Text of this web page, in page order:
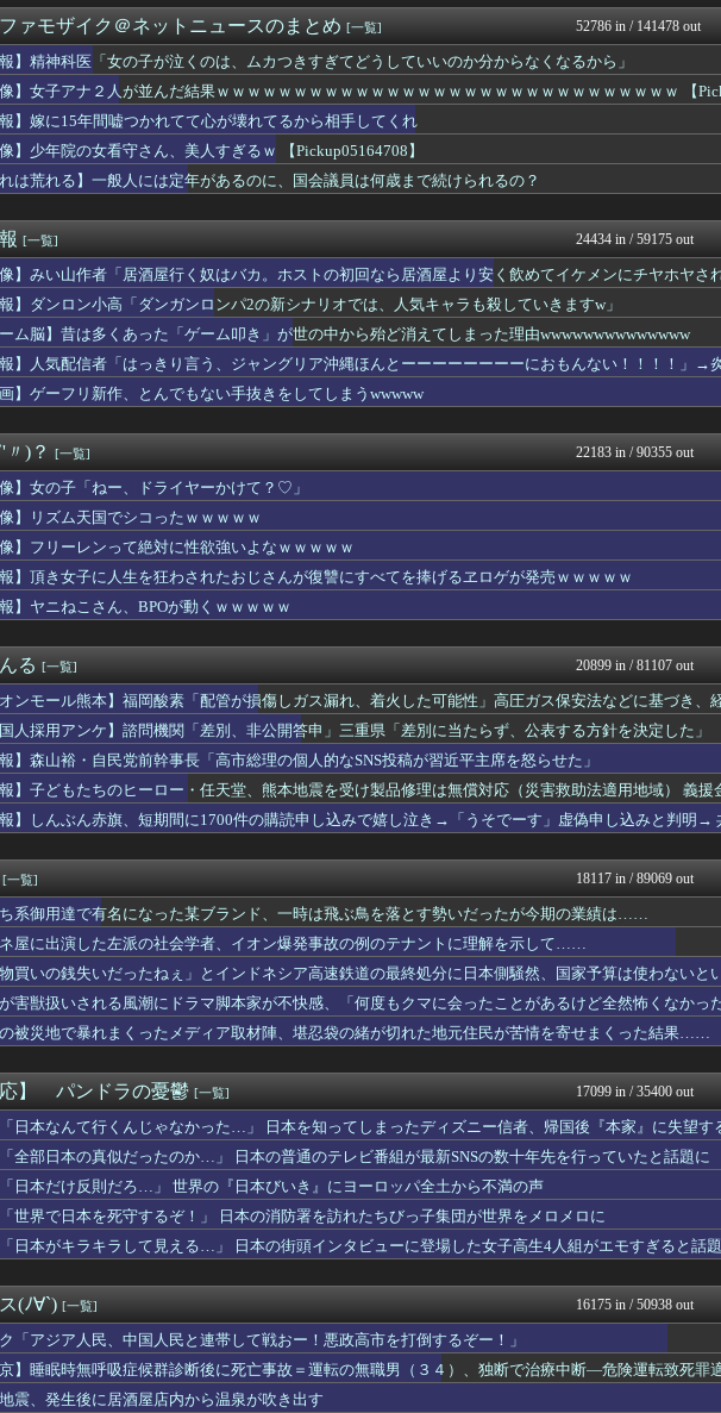
、ついに『崩壊』してしまう・・・・・
NEWSまとめもりー｜
ーゲーム- 第17話 感想：秋山さんの逆転の策がバ...
アニメつぶやき速報‼︎
通訳なしで普通に会話。コーチ「今10段階で6ぐらい。来た時は...
スコールちゃんねる｜２
、自宅の風呂場でHなパンティ姿を見せつける
まとめ芸能＠美女画像
教えてほしいんやが、オススメあるか🥃
トレンドの通り道
ッカー界に衝撃 若き主将が死去 携帯電話強盗に抵抗した末に石...
メモリに世界中から注文殺到！！！ １兆５０００億円で工場増築...
あじあニュースちゃん
「暑すぎて服脱ごうかと思った」･･････････ﾊﾟｼｬｯ...
不思議.net - 5ch...
。明るくなったら即座に爆音で鳴き出して毎日朝4時に叩き起こし...
強化していくべきだった
カンダタ速報
本地震直撃やばすぎ！！！！！
watch＠２ちゃんねる
のロロノア・ゾロさん、ペローナちゃんとフラグが立ちまくるｗｗ...
アニはつ -アニメ発信場-
が陰好み
いたしん！
組、さん、「いのちの党」に改名ｗｗｗｗ
Zチャンネル＠VIP
デジタル販売が約9割、ディスク市場縮小の大きな影響は想定して...
mutyunのゲーム+αブ...
「高機動試作型ザク」ってよく考えると時系列がおかしいな
GUNDAM.LOG｜ガン...
憲・公明、国会内で「熊本地震対策本部会議」各省庁からヒア...
もえるあじあ(･∀･)
確率で一生歩けない体になるけど足が10cm伸びます」←コ...
ース1・2しかない😭
竜速（りゅうそく）
突然民泊に…騒音や誤配達で住民から悲鳴 特区民泊を導入した東...
常識的に考えた
女の子が泣くのは、ムカつきすぎてどうしていいのか分からなくな...
ラ見え！！
アナきゃぷ速報
女優松本いちかと新井リマおって草
】「反対」の財務省敗北 首相の不信根強く 人事介入をちらつか...
定立てるの苦手なので行き当たりばったりの旅行しかできません
コンテンツ・声優 | ラブ...
すら英語で日常会話が出来るのにお前らときたら……
ゲーム実況者速報＠
ケア施設、特室は1日360万ウォン！出産直後に家計が傾く」と...
旅行先ランキング、日本はタイ、インドネシアに次いで3位ランク...
国難にあってもの申す
人が並んだ結果ｗｗｗｗｗｗｗｗｗｗｗｗｗｗｗｗｗｗｗｗｗｗｗ...
アルファルファモザイク
、とち狂ったツイートをするｗｗｗｗｗｗｗｗｗｗｗ
ラビット速報
転手、儲かりまくることが判明ｗｗｗｗｗｗｗｗｗｗｗｗｗｗｗｗ...
思考ちゃんねる
転手、儲かりまくることが判明ｗｗｗｗｗｗｗｗｗｗｗｗｗｗｗｗ...
V速ニュップ
）「私は陰キャ。人と話したくないので家に引きこもってPCでア...
mashlife通信
欄が凄すぎるｗｗｗ 【乃木坂46】
坂道情報通～乃木坂46
】福岡酸素「配管が損傷しガス漏れ、着火した可能性」高圧ガス保...
おーるじゃんる
わせたんだから弾きなさい」新婦「…」→披露宴で繰り広げられた...
鬼女はみた -修羅場・恋
おっぱい見せる女の子ｗｗｗｗｗｗｗｗｗ
サイズブラのつけ方を解説する巨乳女さん、エ口過ぎるｗｗｗｗ...
えっ!?またここのサイト?
カの序盤あるある。「後に回すと逃げ回る」
ウマ娘まとめ速報うまろ
人、在韓米軍平沢基地に無断侵入…米軍により身柄拘束！
軍事・ミリタリー速報
会の掃除から汗だくで帰宅ｗｗｗｗｗｗ
おうまがタイムズ
丁で250円か…高いけど美味そうだし一丁買ってみるか...
あらまめ2ch
プレミアリーグ・クリスタルパレス入りへ BBCなど複数メ...
WorldFootball...
遇冷遇はある。理由はスマスロだから、これだけで十分なんだよね...
パチンコ・パチスロ
に55億円騙し取られた…」ワイ「はえーかわいそう…会社滅茶苦...
VIPPER速報
家は？うちに来る？」私「全部気遣ってくれてるのは分かるけど…...
修羅場ハザード -復讐・
、ドスケベDVDで限界露出してしまうwwwww小山玲奈、...
？」私「この待遇でどうやって結婚するんです？」→飲み会で本音...
素敵な鬼女様
DQNに絡まれてカツアゲされた。でも父のまさかの行動で立場が...
鬼女の宅配便 - 修羅場
るはずなのに、初めてデリ呼んで嬢を嗅いだらwww
まとめCUP
爺さん、隙あらば他人のカゴに商品を入れようとする
にバッチリ映った55歳露出魔「身に覚えがありません」と容疑を...
NEWSまとめもりー｜2c...
でご飯を頂いたんだが、すき焼きの肉が鶏肉だった
結婚・恋愛ニュースぷ
さん、限界突破ｗｗｗwｗｗｗｗｗｗｗｗ❤
なんJミュージアム
組、「いのちの党」に改名
コノユビニュース｜みん
ラ：思い出の品を綺麗にしていく。
左派の社会学者、イオン爆発事故の例のテナントに理解を示して…...
U-1 NEWS.
で店内で買った水を使って薬を飲んだら怒られた。「持ち込み禁止...
修羅場ライフ速報
しない体型の女子が好きなやついる？
ァモザイク＠ネットニュースのまとめ [一覧] 52786 in / 141478 out
報】精神科医「女の子が泣くのは、ムカつきすぎてどうしていいのか分からなくなるから」
像】女子アナ２人が並んだ結果ｗｗｗｗｗｗｗｗｗｗｗｗｗｗｗｗｗｗｗｗｗｗｗｗｗｗｗｗｗｗ 【
報】嫁に15年間嘘つかれてて心が壊れてるから相手してくれ
像】少年院の女看守さん、美人すぎるｗ 【Pickup05164708】
れは荒れる】一般人には定年があるのに、国会議員は何歳まで続けられるの？
[一覧] 24434 in / 59175 out
像】みい山作者「居酒屋行く奴はバカ。ホストの初回なら居酒屋より安く飲めてイケメンにチヤホヤさ
報】ダンロン小高「ダンガンロンパ2の新シナリオでは、人気キャラも殺していきますw」
ーム脳】昔は多くあった「ゲーム叩き」が世の中から殆ど消えてしまった理由wwwwwwwwwwwwww
報】人気配信者「はっきり言う、ジャングリア沖縄ほんとーーーーーーーーにおもんない！！！！」→
画】ゲーフリ新作、とんでもない手抜きをしてしまうwwwww
)？ [一覧] 22183 in / 90355 out
像】女の子「ねー、ドライヤーかけて？♡」
像】リズム天国でシコったｗｗｗｗｗ
像】フリーレンって絶対に性欲強いよなｗｗｗｗｗ
報】頂き女子に人生を狂わされたおじさんが復讐にすべてを捧げるヱロゲが発売ｗｗｗｗｗ
報】ヤニねこさん、BPOが動くｗｗｗｗｗ
る [一覧] 20899 in / 81107 out
オンモール熊本】福岡酸素「配管が損傷しガス漏れ、着火した可能性」高圧ガス保安法などに基づき、
国人採用アンケ】諮問機関「差別、非公開答申」三重県「差別に当たらず、公表する方針を決定した」
報】森山裕・自民党前幹事長「高市総理の個人的なSNS投稿が習近平主席を怒らせた」
報】子どもたちのヒーロー・任天堂、熊本地震を受け製品修理は無償対応（災害救助法適用地域） 義援
報】しんぶん赤旗、短期間に1700件の購読申し込みで嬉し泣き→「うそでーす」虚偽申し込みと判明→
[一覧] 18117 in / 89069 out
系御用達で有名になった某ブランド、一時は飛ぶ鳥を落とす勢いだったが今期の業績は……
屋に出演した左派の社会学者、イオン爆発事故の例のテナントに理解を示して……
物買いの銭失いだったねぇ」とインドネシア高速鉄道の最終処分に日本側騒然、国家予算は使わないと
？
害獣扱いされる風潮にドラマ脚本家が不快感、「何度もクマに会ったことがあるけど全然怖くなかっ
……被災地で暴れまくったメディア取材陣、堪忍袋の緒が切れた地元住民が苦情を寄せまくった結果……
応】 パンドラの憂鬱 [一覧] 17099 in / 35400 out
日本なんて行くんじゃなかった…」 日本を知ってしまったディズニー信者、帰国後『本家』に失望す
全部日本の真似だったのか…」 日本の普通のテレビ番組が最新SNSの数十年先を行っていたと話題に
日本だけ反則だろ…」 世界の『日本びいき』にヨーロッパ全土から不満の声
世界で日本を死守するぞ！」 日本の消防署を訪れたちびっ子集団が世界をメロメロに
日本がキラキラして見える…」 日本の街頭インタビューに登場した女子高生4人組がエモすぎると話
(ﾉ∀`) [一覧] 16175 in / 50938 out
「アジア人民、中国人民と連帯して戦おー！悪政高市を打倒するぞー！」
京】睡眠時無呼吸症候群診断後に死亡事故＝運転の無職男（３４）、独断で治療中断―危険運転致死罪
震、発生後に居酒屋店内から温泉が吹き出す